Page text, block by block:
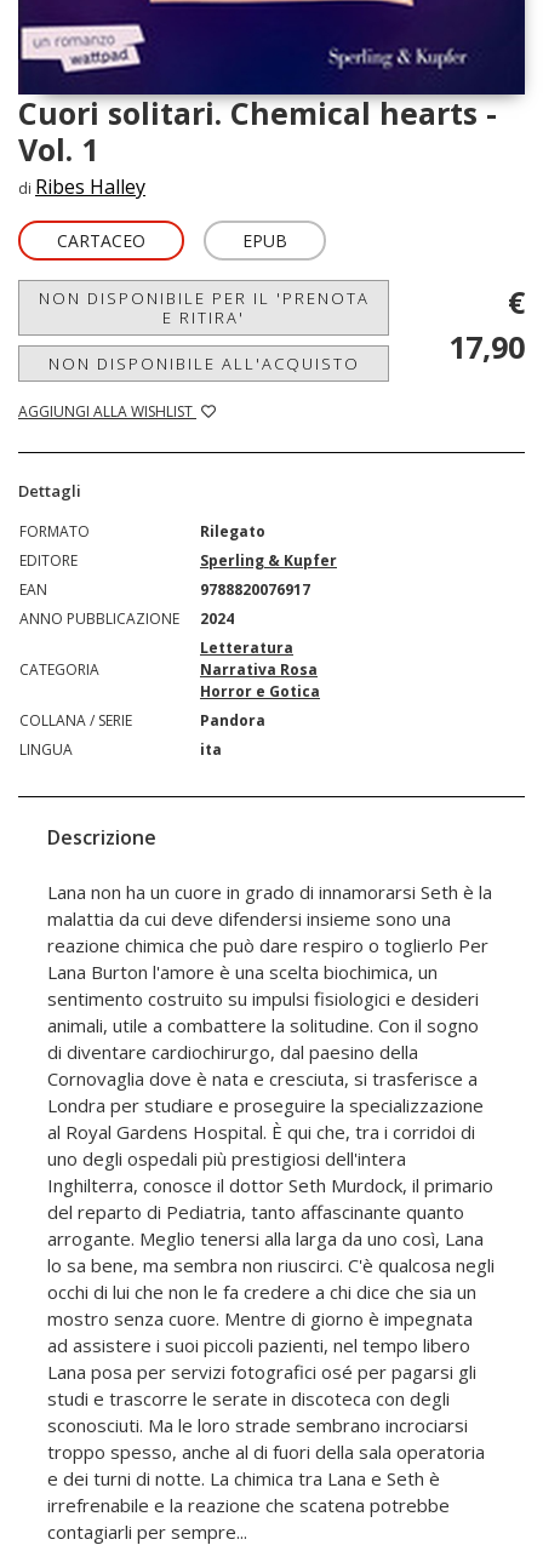
Cuori solitari. Chemical hearts -
Vol. 1
di Ribes Halley
CARTACEO EPUB
NON DISPONIBILE PER IL 'PRENOTA
E RITIRA'
NON DISPONIBILE ALL'ACQUISTO
AGGIUNGI ALLA WISHLIST
€
17,90
Dettagli
FORMATO
Rilegato
EDITORE
Sperling & Kupfer
EAN
9788820076917
ANNO PUBBLICAZIONE
2024
CATEGORIA
Letteratura
Narrativa Rosa
Horror e Gotica
COLLANA / SERIE
Pandora
LINGUA
ita
Descrizione
Lana non ha un cuore in grado di innamorarsi Seth è la
malattia da cui deve difendersi insieme sono una
reazione chimica che può dare respiro o toglierlo Per
Lana Burton l'amore è una scelta biochimica, un
sentimento costruito su impulsi fisiologici e desideri
animali, utile a combattere la solitudine. Con il sogno
di diventare cardiochirurgo, dal paesino della
Cornovaglia dove è nata e cresciuta, si trasferisce a
Londra per studiare e proseguire la specializzazione
al Royal Gardens Hospital. È qui che, tra i corridoi di
uno degli ospedali più prestigiosi dell'intera
Inghilterra, conosce il dottor Seth Murdock, il primario
del reparto di Pediatria, tanto affascinante quanto
arrogante. Meglio tenersi alla larga da uno così, Lana
lo sa bene, ma sembra non riuscirci. C'è qualcosa negli
occhi di lui che non le fa credere a chi dice che sia un
mostro senza cuore. Mentre di giorno è impegnata
ad assistere i suoi piccoli pazienti, nel tempo libero
Lana posa per servizi fotografici osé per pagarsi gli
studi e trascorre le serate in discoteca con degli
sconosciuti. Ma le loro strade sembrano incrociarsi
troppo spesso, anche al di fuori della sala operatoria
e dei turni di notte. La chimica tra Lana e Seth è
irrefrenabile e la reazione che scatena potrebbe
contagiarli per sempre...